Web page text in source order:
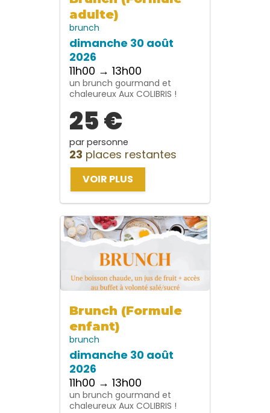
adulte)
brunch
dimanche 30 août
2026
11h00 → 13h00
un brunch gourmand et
chaleureux Aux COLIBRIS !
25 €
par personne
23 places restantes
VOIR PLUS
Brunch (Formule
enfant)
brunch
dimanche 30 août
2026
11h00 → 13h00
un brunch gourmand et
chaleureux Aux COLIBRIS !